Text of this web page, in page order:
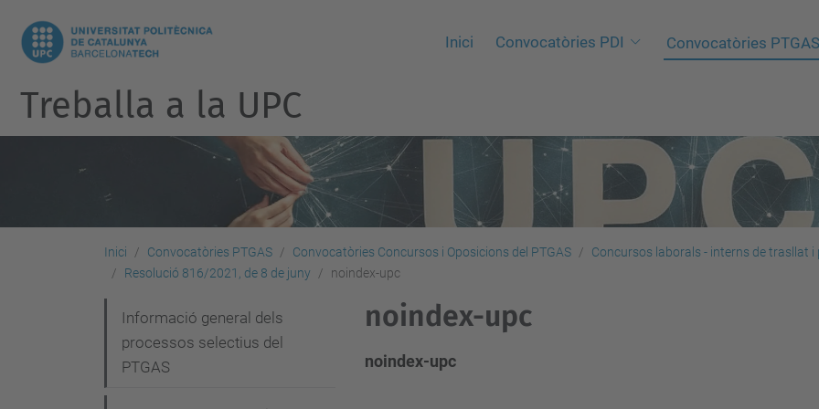
Inici Convocatòries PDI Convocatòries PTGAS
Treballa a la UPC
Inici Convocatòries PTGAS Convocatòries Concursos i Oposicions del PTGAS
Concursos laborals - interns de trasllat i
Resolució 816/2021, de 8 de juny
noindex-upc
noindex-upc
noindex-upc
v
Informació general dels
processos selectius del
PTGAS